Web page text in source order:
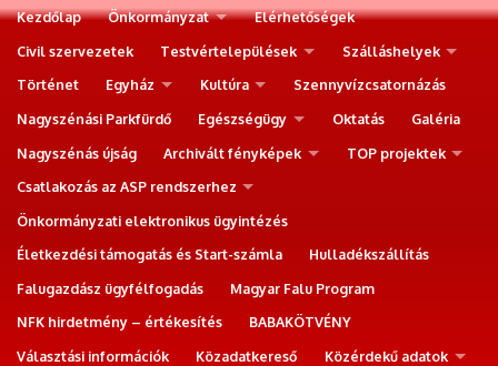
Kezdőlap Önkormányzat
Elérhetőségek
Civil szervezetek
Testvértelepülések
Szálláshelyek
Történet
Egyház Kultúra
Szennyvízcsatornázás
Nagyszénási Parkfürdő
Egészségügy Oktatás
Galéria
Nagyszénás újság
Archivált fényképek
TOP projektek
Csatlakozás az ASP rendszerhez
Önkormányzati elektronikus ügyintézés
Életkezdési támogatás és Start-számla
Hulladékszállítás
Falugazdász ügyfélfogadás
Magyar Falu Program
NFK hirdetmény – értékesítés
BABAKÖTVÉNY
Választási információk
Közadatkereső
Közérdekű adatok